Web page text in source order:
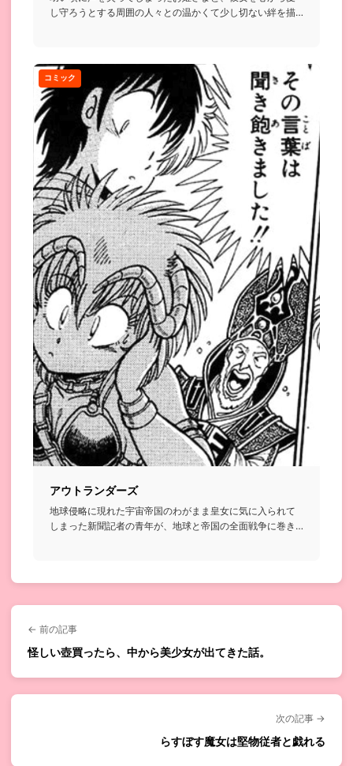
し守ろうとする周囲の人々との温かくて少し切ない絆を描
コミック
アウトランダーズ
地球侵略に現れた宇宙帝国のわがまま皇女に気に入られて
しまった新聞記者の青年が、地球と帝国の全面戦争に巻き
← 前の記事
怪しい壺買ったら、中から美少女が出てきた話。
次の記事 →
らすぼす魔女は堅物従者と戯れる